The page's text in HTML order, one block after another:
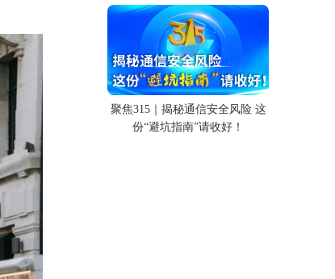
聚焦315｜揭秘通信安全风险 这
份“避坑指南”请收好！